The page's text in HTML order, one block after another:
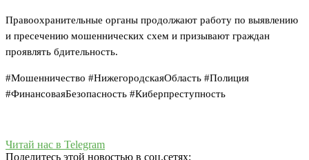
Правоохранительные органы продолжают работу по выявлению
и пресечению мошеннических схем и призывают граждан
проявлять бдительность.
#Мошенничество #НижегородскаяОбласть #Полиция
#ФинансоваяБезопасность #Киберпреступность
Читай нас в Telegram
Поделитесь этой новостью в соц.сетях: